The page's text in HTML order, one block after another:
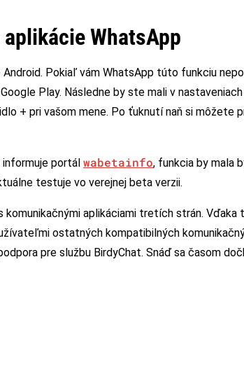
WhatsApp
Pokiaľ vám WhatsApp túto funkciu
Play. Následne by ste mali v
+ pri vašom mene. Po ťuknutí naň si môžete
informuje portál wabetainfo, funkcia by mala
testuje vo verejnej beta verzii.
komunikačnými aplikáciami tretích strán. Vďaka
ostatných kompatibilných
pre službu BirdyChat. Snáď sa časom